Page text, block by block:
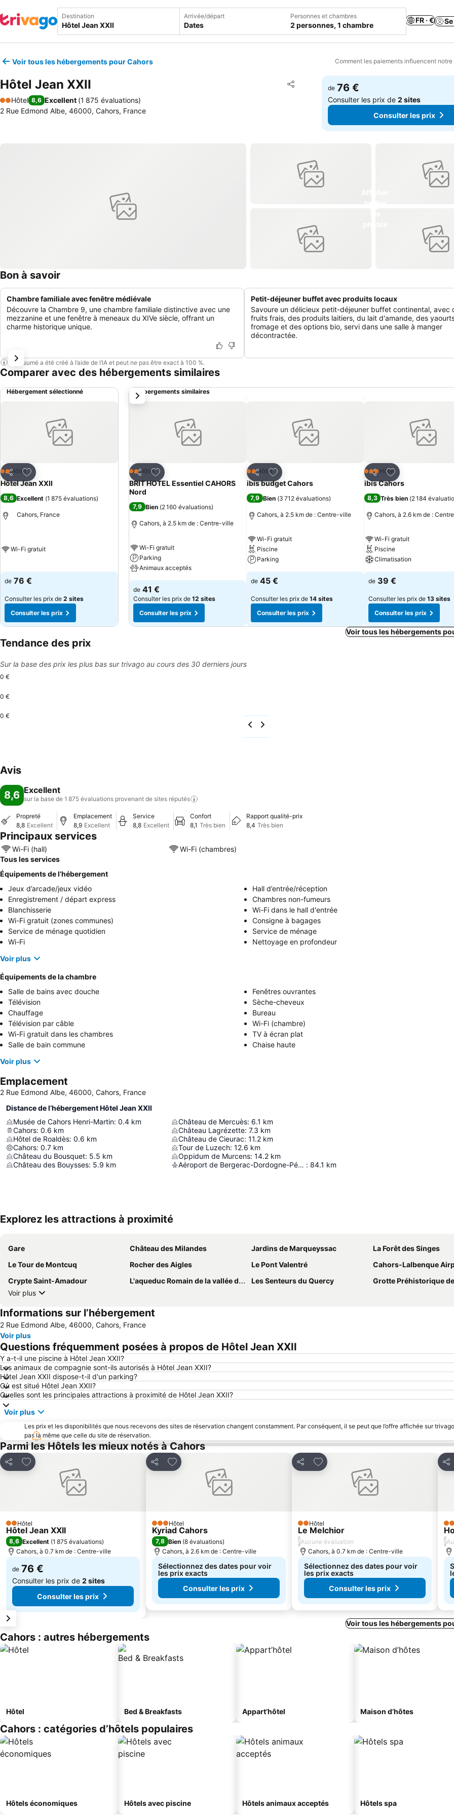
Destination Arrivée/départ
Dates
Personnes et chambres
2 personnes, 1 chambre
FR · €
Voir tous les hébergements pour Cahors Comment les paiements influencent
Hôtel Jean XXII Partager
Ajouter à mes favoris
2 Étoiles
Hôtel 8,6 Excellent (1 875 évaluations)
2 Rue Edmond Albe, 46000, Cahors, France
de 76 €
Consulter les prix de2 sites
Consulter les prix
Bon à savoir
Chambre familiale avec fenêtre médiévale
Découvre la Chambre 9, une chambre familiale distinctive avec une
mezzanine et une fenêtre à meneaux du XIVe siècle, offrant un
charme historique unique.
Petit-déjeuner buffet avec produits locaux
Savoure un délicieux petit-déjeuner buffet continental, avec
fruits frais, des produits laitiers, du lait d'amande, des
fromage et des options bio, servi dans une salle à manger
décontractée.
Ce résumé a été créé à l’aide de l’IA et peut ne pas être exact à 100 %.
Comparer avec des hébergements similaires
Hébergement sélectionné
Partager
Ajouter à mes favoris
2 Étoiles
Hôtel
Hôtel Jean XXII
8,6 Excellent (1 875 évaluations)
Cahors, France
Wi-Fi gratuit
de 76 €
Consulter les prix de 2 sites
Consulter les prix
Hébergements similaires
Partager
Ajouter à mes favoris
2 Étoiles
Hôtel
BRIT HOTEL Essentiel CAHORS
Nord
7,9 Bien (2 160 évaluations)
Cahors, à 2.5 km de : Centre-ville
Wi-Fi gratuit
Parking
Animaux acceptés
de 41 €
Consulter les prix de 12 sites
Consulter les prix
Partager
Ajouter à mes favoris
2 Étoiles
Hôtel
ibis budget Cahors
7,9 Bien (3 712 évaluations)
Cahors, à 2.5 km de : Centre-ville
Wi-Fi gratuit
Piscine
Parking
de 45 €
Consulter les prix de 14 sites
Consulter les prix
Partager
Ajouter à mes
3 ÉtoilesHôtel
ibis Cahors
8,3 Très bien (2 184
Cahors, à 2.6 km de :
Wi-Fi gratuit
Piscine
Climatisation
de 39 €
Consulter les prix de 13 sites
Consulter les prix
suivant
Voir tous les hébergements
Tendance des prix
Sur la base des prix les plus bas sur trivago au cours des 30 derniers jours
0 €
0 €
0 €
Avis
8,6 Excellent
sur la base de 1 875 évaluations provenant de sites réputés
Propreté
8,8 Excellent
Emplacement
8,9 Excellent
Service
8,8 Excellent
Confort
8,1 Très bien
Rapport qualité-prix
8,4 Très bien
Principaux services
Wi-Fi (hall)
Wi-Fi (chambres)
Tous les services
Équipements de l’hébergement
Jeux d’arcade/jeux vidéo
Hall d’entrée/réception
Enregistrement / départ express
Chambres non-fumeurs
Blanchisserie
Wi-Fi dans le hall d'entrée
Wi-Fi gratuit (zones communes)
Consigne à bagages
Service de ménage quotidien
Service de ménage
Wi-Fi
Nettoyage en profondeur
Voir plus
Équipements de la chambre
Salle de bains avec douche
Fenêtres ouvrantes
Télévision
Sèche-cheveux
Chauffage
Bureau
Télévision par câble
Wi-Fi (chambre)
Wi-Fi gratuit dans les chambres
TV à écran plat
Salle de bain commune
Chaise haute
Voir plus
Emplacement
2 Rue Edmond Albe, 46000, Cahors, France
Distance de l’hébergement Hôtel Jean XXII
Musée de Cahors Henri-Martin: 0.4 km
Cahors: 0.6 km
Hôtel de Roaldès: 0.6 km
Cahors: 0.7 km
Château du Bousquet: 5.5 km
Château des Bouysses: 5.9 km
Château de Mercuès: 6.1 km
Château Lagrézette: 7.3 km
Château de Cieurac: 11.2 km
Tour de Luzech: 12.6 km
Oppidum de Murcens: 14.2 km
Aéroport de Bergerac-Dordogne-Périgord : 84.1 km
Explorez les attractions à proximité
Gare Château des Milandes Jardins de Marqueyssac
La Forêt des Singes
Le Tour de Montcuq
Rocher des Aigles Le Pont Valentré
Cahors-Lalbenque
Crypte Saint-Amadour
L'aqueduc Romain de la vallée de Vers à Cahors Les Senteurs du Quercy
Grotte Préhistorique des
Voir plus
Informations sur l’hébergement
2 Rue Edmond Albe, 46000, Cahors, France
Voir plus
Questions fréquemment posées à propos de Hôtel Jean XXII
Y a-t-il une piscine à Hôtel Jean XXII?
Les animaux de compagnie sont-ils autorisés à Hôtel Jean XXII?
Hôtel Jean XXII dispose-t-il d'un parking?
Où est situé Hôtel Jean XXII?
Quelles sont les principales attractions à proximité de Hôtel Jean XXII?
Voir plus
Les prix et les disponibilités que nous recevons des sites de réservation changent constamment. Par conséquent, il se peut que l’offre affichée sur
pas la même que celle du site de réservation.
Parmi les Hôtels les mieux notés à Cahors
Partager
Ajouter à mes favoris
2 Étoiles
Hôtel
Hôtel Jean XXII
8,6 Excellent (1 875 évaluations)
Cahors, à 0.7 km de : Centre-ville
de 76 €
Consulter les prix de 2 sites
Consulter les prix
Partager
Ajouter à mes favoris
3 Étoiles
Hôtel
Kyriad Cahors
7,8 Bien (8 évaluations)
Cahors, à 2.6 km de : Centre-ville
Sélectionnez des dates pour voir
les prix exacts
Consulter les prix
Partager
Ajouter à mes favoris
2 Étoiles
Hôtel
Le Melchior
/Aucune évaluation
Cahors, à 0.7 km de : Centre-ville
Sélectionnez des dates pour voir
les prix exacts
Consulter les prix
2
/
Voir tous les hébergements
Cahors : autres hébergements
Hôtel Bed & Breakfasts Appart’hôtel Maison d’hôtes
Cahors : catégories d’hôtels populaires
Hôtels économiques Hôtels avec piscine Hôtels animaux acceptés Hôtels spa